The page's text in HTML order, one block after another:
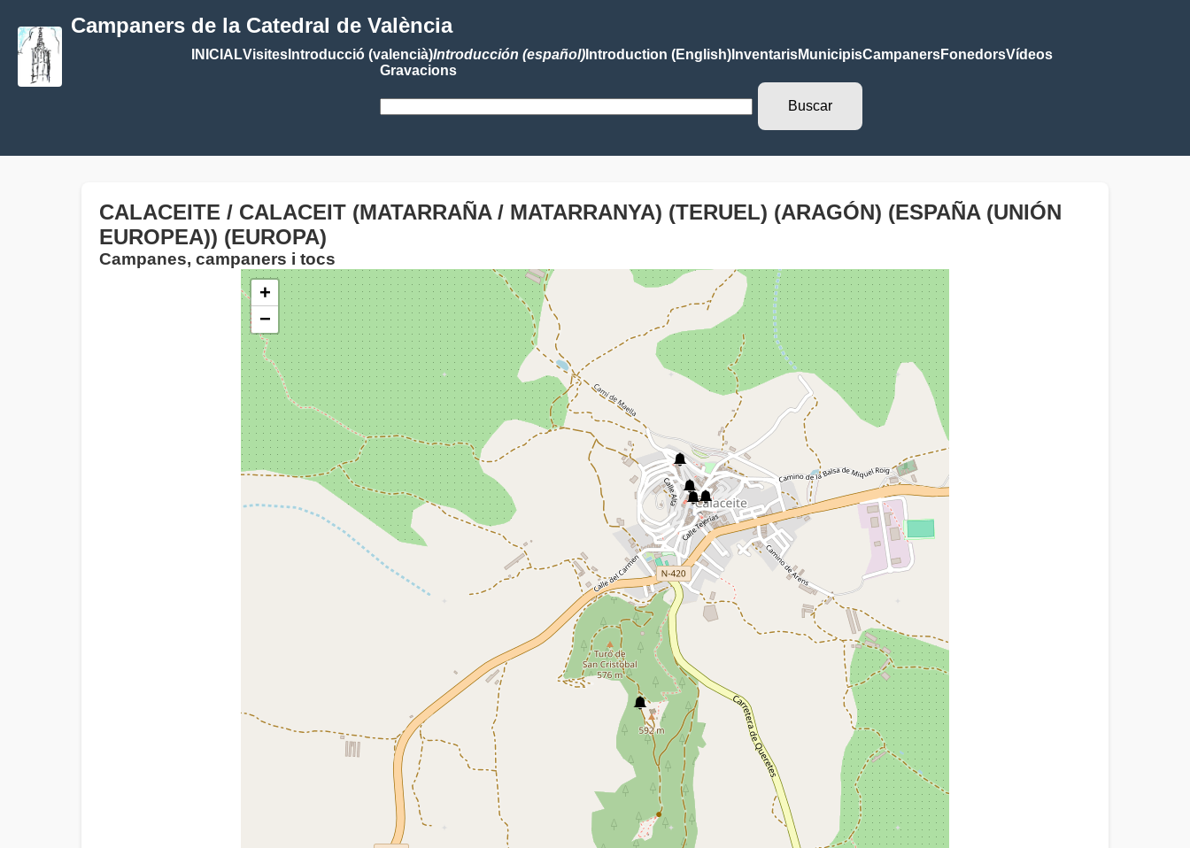
Campaners de la Catedral de València
INICIALVisitesIntroducció (valencià)Introducción (español)Introduction (English)InventarisMunicipisCampanersFonedorsVídeos
Gravacions
CALACEITE / CALACEIT (MATARRAÑA / MATARRANYA) (TERUEL) (ARAGÓN) (ESPAÑA (UNIÓN
EUROPEA)) (EUROPA)
Campanes, campaners i tocs
+
−